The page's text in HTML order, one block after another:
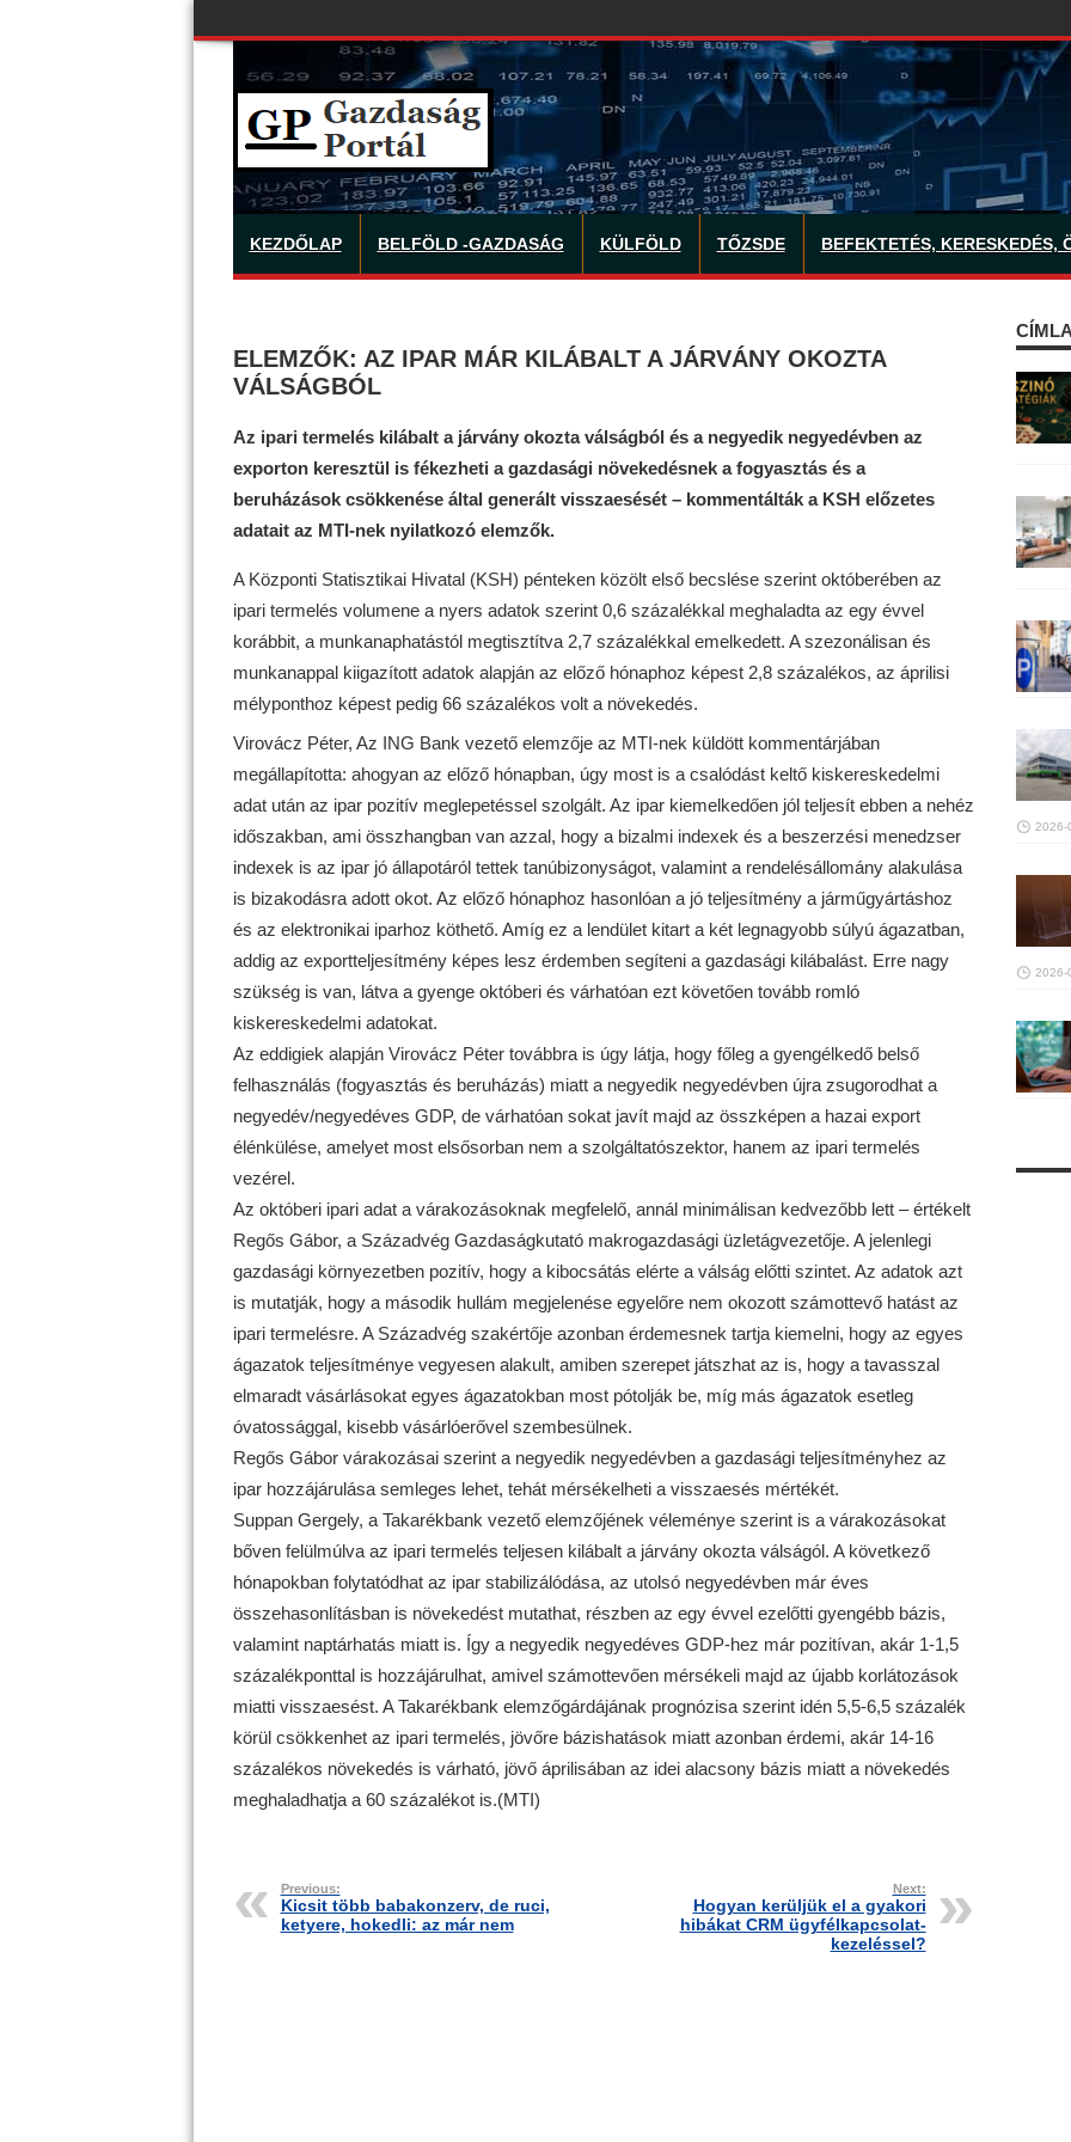
KEZDŐLAP BELFÖLD -GAZDASÁG KÜLFÖLD TŐZSDE BEFEKTETÉS, KERESKEDÉS,
ELEMZŐK: AZ IPAR MÁR KILÁBALT A JÁRVÁNY OKOZTA
VÁLSÁGBÓL
Az ipari termelés kilábalt a járvány okozta válságból és a negyedik negyedévben az
exporton keresztül is fékezheti a gazdasági növekedésnek a fogyasztás és a
beruházások csökkenése által generált visszaesését – kommentálták a KSH előzetes
adatait az MTI-nek nyilatkozó elemzők.
A Központi Statisztikai Hivatal (KSH) pénteken közölt első becslése szerint októberében az
ipari termelés volumene a nyers adatok szerint 0,6 százalékkal meghaladta az egy évvel
korábbit, a munkanaphatástól megtisztítva 2,7 százalékkal emelkedett. A szezonálisan és
munkanappal kiigazított adatok alapján az előző hónaphoz képest 2,8 százalékos, az áprilisi
mélyponthoz képest pedig 66 százalékos volt a növekedés.
Virovácz Péter, Az ING Bank vezető elemzője az MTI-nek küldött kommentárjában
megállapította: ahogyan az előző hónapban, úgy most is a csalódást keltő kiskereskedelmi
adat után az ipar pozitív meglepetéssel szolgált. Az ipar kiemelkedően jól teljesít ebben a nehéz
időszakban, ami összhangban van azzal, hogy a bizalmi indexek és a beszerzési menedzser
indexek is az ipar jó állapotáról tettek tanúbizonyságot, valamint a rendelésállomány alakulása
is bizakodásra adott okot. Az előző hónaphoz hasonlóan a jó teljesítmény a járműgyártáshoz
és az elektronikai iparhoz köthető. Amíg ez a lendület kitart a két legnagyobb súlyú ágazatban,
addig az exportteljesítmény képes lesz érdemben segíteni a gazdasági kilábalást. Erre nagy
szükség is van, látva a gyenge októberi és várhatóan ezt követően tovább romló
kiskereskedelmi adatokat.
Az eddigiek alapján Virovácz Péter továbbra is úgy látja, hogy főleg a gyengélkedő belső
felhasználás (fogyasztás és beruházás) miatt a negyedik negyedévben újra zsugorodhat a
negyedév/negyedéves GDP, de várhatóan sokat javít majd az összképen a hazai export
élénkülése, amelyet most elsősorban nem a szolgáltatószektor, hanem az ipari termelés
vezérel.
Az októberi ipari adat a várakozásoknak megfelelő, annál minimálisan kedvezőbb lett – értékelt
Regős Gábor, a Századvég Gazdaságkutató makrogazdasági üzletágvezetője. A jelenlegi
gazdasági környezetben pozitív, hogy a kibocsátás elérte a válság előtti szintet. Az adatok azt
is mutatják, hogy a második hullám megjelenése egyelőre nem okozott számottevő hatást az
ipari termelésre. A Századvég szakértője azonban érdemesnek tartja kiemelni, hogy az egyes
ágazatok teljesítménye vegyesen alakult, amiben szerepet játszhat az is, hogy a tavasszal
elmaradt vásárlásokat egyes ágazatokban most pótolják be, míg más ágazatok esetleg
óvatossággal, kisebb vásárlóerővel szembesülnek.
Regős Gábor várakozásai szerint a negyedik negyedévben a gazdasági teljesítményhez az
ipar hozzájárulása semleges lehet, tehát mérsékelheti a visszaesés mértékét.
Suppan Gergely, a Takarékbank vezető elemzőjének véleménye szerint is a várakozásokat
bőven felülmúlva az ipari termelés teljesen kilábalt a járvány okozta válságól. A következő
hónapokban folytatódhat az ipar stabilizálódása, az utolsó negyedévben már éves
összehasonlításban is növekedést mutathat, részben az egy évvel ezelőtti gyengébb bázis,
valamint naptárhatás miatt is. Így a negyedik negyedéves GDP-hez már pozitívan, akár 1-1,5
százalékponttal is hozzájárulhat, amivel számottevően mérsékeli majd az újabb korlátozások
miatti visszaesést. A Takarékbank elemzőgárdájának prognózisa szerint idén 5,5-6,5 százalék
körül csökkenhet az ipari termelés, jövőre bázishatások miatt azonban érdemi, akár 14-16
százalékos növekedés is várható, jövő áprilisában az idei alacsony bázis miatt a növekedés
meghaladhatja a 60 százalékot is.(MTI)
Previous:
Kicsit több babakonzerv, de ruci,
ketyere, hokedli: az már nem
Next:
Hogyan kerüljük el a gyakori
hibákat CRM ügyfélkapcsolat-
kezeléssel?
2026-
2026-